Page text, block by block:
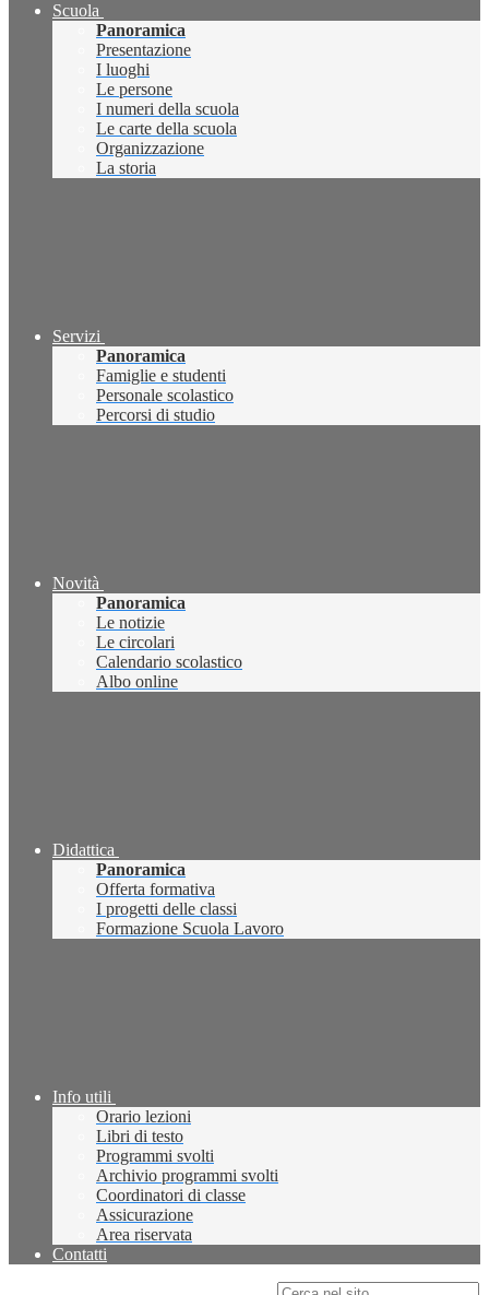
Scuola
Panoramica
Presentazione
I luoghi
Le persone
I numeri della scuola
Le carte della scuola
Organizzazione
La storia
Servizi
Panoramica
Famiglie e studenti
Personale scolastico
Percorsi di studio
Novità
Panoramica
Le notizie
Le circolari
Calendario scolastico
Albo online
Didattica
Panoramica
Offerta formativa
I progetti delle classi
Formazione Scuola Lavoro
Info utili
Orario lezioni
Libri di testo
Programmi svolti
Archivio programmi svolti
Coordinatori di classe
Assicurazione
Area riservata
Contatti